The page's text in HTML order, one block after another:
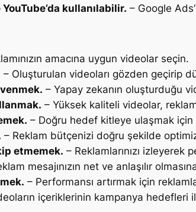
kullanılabilir. – Google
amacına uygun videolar seçin.
– Oluşturulan videoları gözden geçirip
– Yapay zekanın oluşturduğu
– Yüksek kaliteli videolar,
– Doğru hedef kitleye ulaşmak
– Reklam bütçenizi doğru şekilde
etmemek. – Reklamlarınızı izleyerek
mesajınızın net ve anlaşılır
– Performansı artırmak için
içeriklerinin kampanya hedefleri